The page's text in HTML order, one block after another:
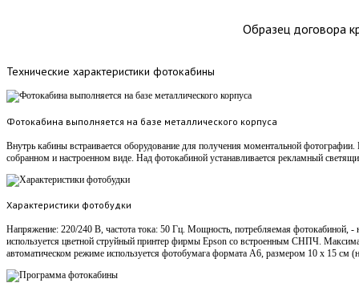
Образец договора
Технические характеристики фотокабины
Фотокабина выполняется на базе металлического корпуса
Внутрь кабины встраивается оборудование для получения моментальной
собранном и настроенном виде. Над фотокабиной устанавливается рекламный
Характеристики фотобудки
Напряжение: 220/240 В, частота тока: 50 Гц. Мощность, потребляемая фотокабиной,
используется цветной струйный принтер фирмы Epson со встроенным СНПЧ.
автоматическом режиме используется фотобумага формата А6, размером 10 х 15 см